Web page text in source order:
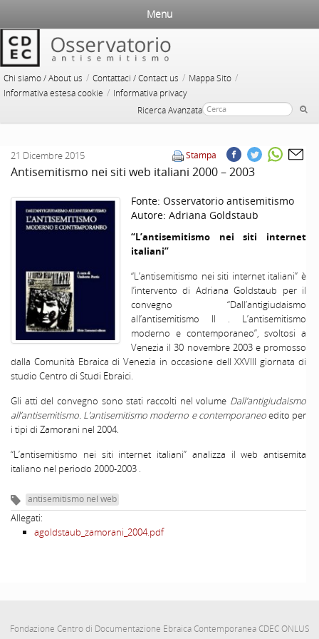
Chi siamo / About us / Contattaci / Contact us / Mappa Sito /
Informativa estesa cookie / Informativa privacy
Ricerca Avanzata
Menu
Stampa
21 Dicembre 2015
Antisemitismo nei siti web italiani 2000 – 2003
Fonte: Osservatorio antisemitismo
Autore: Adriana Goldstaub
“L’antisemitismo nei siti internet
italiani”
“L’antisemitismo nei siti internet italiani” è
l’intervento di Adriana Goldstaub per il
convegno “Dall’antigiudaismo
all’antisemitismo II . L’antisemitismo
moderno e contemporaneo”, svoltosi a
Venezia il 30 novembre 2003 e promosso
dalla Comunità Ebraica di Venezia in occasione dell XXVIII giornata di
studio Centro di Studi Ebraici.
Gli atti del convegno sono stati raccolti nel volume Dall’antigiudaismo
all’antisemitismo. L’antisemitismo moderno e contemporaneoedito per
i tipi di Zamorani nel 2004.
“L’antisemitismo nei siti internet italiani” analizza il web antisemita
italiano nel periodo 2000-2003 .
antisemitismo nel web
Allegati:
agoldstaub_zamorani_2004.pdf
Fondazione Centro di Documentazione Ebraica Contemporanea CDEC ONLUS